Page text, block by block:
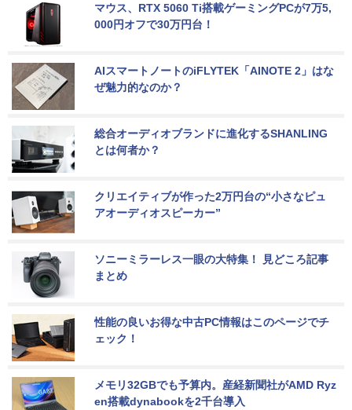
マウス、RTX 5060 Ti搭載ゲーミングPCが7万5,
000円オフで30万円台！
AIスマートノートのiFLYTEK「AINOTE 2」はな
ぜ魅力的なのか？
総合オーディオブランドに進化するSHANLING
とは何者か？
クリエイティブが作った2万円台の“小さなピュ
アオーディオスピーカー”
ソニーミラーレス一眼の大特集！ 見どころ記事
まとめ
性能の良いお得な中古PC情報はこのページでチ
ェック！
メモリ32GBでも予算内。産経新聞社がAMD Ryz
en搭載dynabookを2千台導入